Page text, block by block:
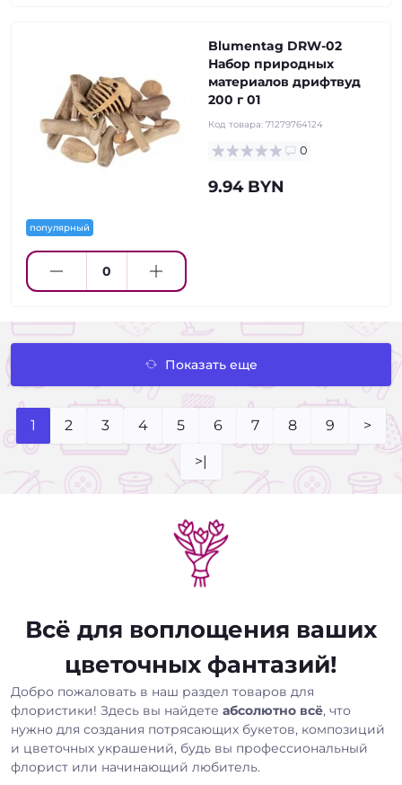
популярный
Blumentag DRW-02
Набор природных
материалов дрифтвуд
200 г 01
Код товара: 71279764124
0
9.94 BYN
Показать еще
1 2 3 4 5 6 7 8 9 >
>|
Всё для воплощения ваших
цветочных фантазий!
Добро пожаловать в наш раздел товаров для
флористики! Здесь вы найдете абсолютно всё, что
нужно для создания потрясающих букетов, композиций
и цветочных украшений, будь вы профессиональный
флорист или начинающий любитель.